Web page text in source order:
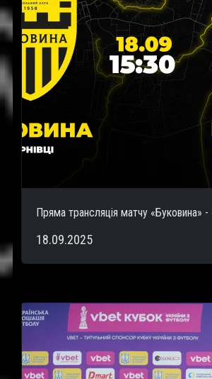
Пряма трансляція матчу «Буковина» -
18.09.2025